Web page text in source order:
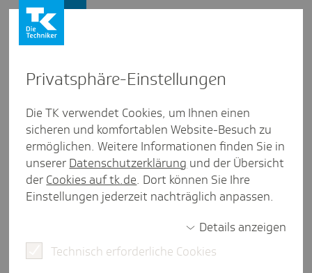
Neues Video­format der TK-
Landes­ver­tre­tung Sach­sen-
Anhalt
Inter­view aus Sach­sen-Anhalt
weniger als eine Minute Lesezeit
Presse und Politik Gesundheitspolitik
Privat­sphäre-Einstel­lungen
Die TK verwendet Cookies, um Ihnen einen
sicheren und komfortablen Website-Besuch zu
ermöglichen. Weitere Informationen finden Sie in
unserer Datenschutzerklärung und der Übersicht
der Cookies auf tk.de. Dort können Sie Ihre
Einstellungen jederzeit nachträglich anpassen.
Details anzeigen
Technisch erforderliche Cookies